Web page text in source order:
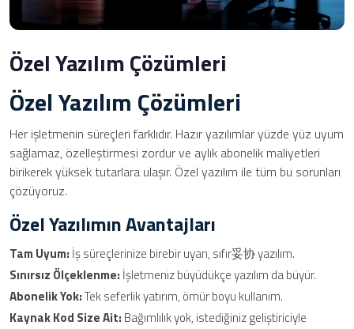
Özel Yazılım Çözümleri
Özel Yazılım Çözümleri
Her işletmenin süreçleri farklıdır. Hazır yazılımlar yüzde yüz uyum
sağlamaz, özelleştirmesi zordur ve aylık abonelik maliyetleri
birikerek yüksek tutarlara ulaşır. Özel yazılım ile tüm bu sorunları
çözüyoruz.
Özel Yazılımın Avantajları
Tam Uyum: İş süreçlerinize birebir uyan, sıfır妥协 yazılım.
Sınırsız Ölçeklenme: İşletmeniz büyüdükçe yazılım da büyür.
Abonelik Yok:Tek seferlik yatırım, ömür boyu kullanım.
Kaynak Kod Size Ait: Bağımlılık yok, istediğiniz geliştiriciyle